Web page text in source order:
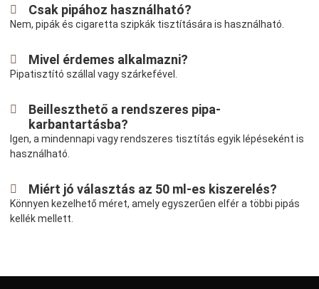
Csak pipához használható?
Nem, pipák és cigaretta szipkák tisztítására is használható.
Mivel érdemes alkalmazni?
Pipatisztító szállal vagy szárkefével.
Beilleszthető a rendszeres pipa-
karbantartásba?
Igen, a mindennapi vagy rendszeres tisztítás egyik lépéseként is
használható.
Miért jó választás az 50 ml-es kiszerelés?
Könnyen kezelhető méret, amely egyszerűen elfér a többi pipás
kellék mellett.